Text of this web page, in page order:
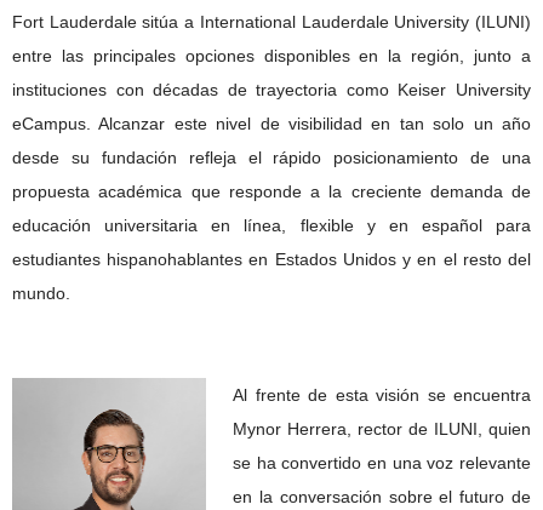
Fort Lauderdale sitúa a International Lauderdale University (ILUNI)
entre las principales opciones disponibles en la región, junto a
instituciones con décadas de trayectoria como Keiser University
eCampus. Alcanzar este nivel de visibilidad en tan solo un año
desde su fundación refleja el rápido posicionamiento de una
propuesta académica que responde a la creciente demanda de
educación universitaria en línea, flexible y en español para
estudiantes hispanohablantes en Estados Unidos y en el resto del
mundo.
Al frente de esta visión se encuentra
Mynor Herrera, rector de ILUNI, quien
se ha convertido en una voz relevante
en la conversación sobre el futuro de